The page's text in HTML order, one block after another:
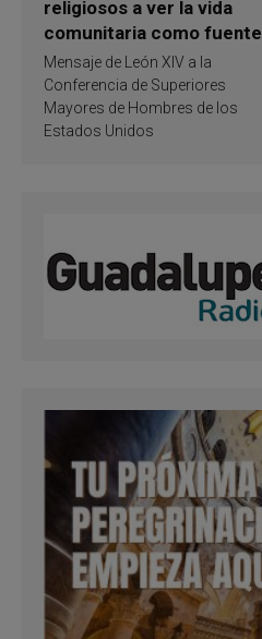
religiosos a ver la vida
comunitaria como fuente
de inspiración y
santificación
Mensaje de León XIV a la
Conferencia de Superiores
Mayores de Hombres de los
Estados Unidos